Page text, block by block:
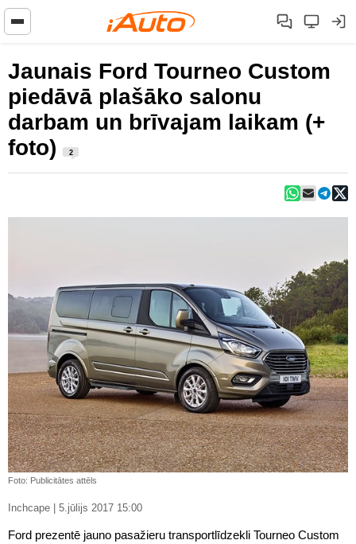
Jaunais Ford Tourneo Custom
piedāvā plašāko salonu
darbam un brīvajam laikam (+
foto)
2
Foto: Publicitātes attēls
Inchcape | 5.jūlijs 2017 15:00
Ford prezentē jauno pasažieru transportlīdzekli Tourneo Custom